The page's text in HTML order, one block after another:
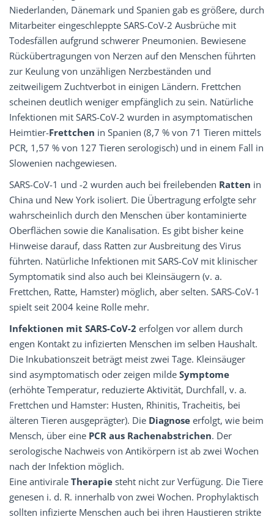
Niederlanden, Dänemark und Spanien gab es größere, durch
Mitarbeiter eingeschleppte SARS-CoV-2 Ausbrüche mit
Todesfällen aufgrund schwerer Pneumonien. Bewiesene
Rückübertragungen von Nerzen auf den Menschen führten
zur Keulung von unzähligen Nerzbeständen und
zeitweiligem Zuchtverbot in einigen Ländern. Frettchen
scheinen deutlich weniger empfänglich zu sein. Natürliche
Infektionen mit SARS-CoV-2 wurden in asymptomatischen
Heimtier-Frettchen in Spanien (8,7 % von 71 Tieren mittels
PCR, 1,57 % von 127 Tieren serologisch) und in einem Fall in
Slowenien nachgewiesen.
SARS-CoV-1 und -2 wurden auch bei freilebenden Ratten in
China und New York isoliert. Die Übertragung erfolgte sehr
wahrscheinlich durch den Menschen über kontaminierte
Oberflächen sowie die Kanalisation. Es gibt bisher keine
Hinweise darauf, dass Ratten zur Ausbreitung des Virus
führten. Natürliche Infektionen mit SARS-CoV mit klinischer
Symptomatik sind also auch bei Kleinsäugern (v. a.
Frettchen, Ratte, Hamster) möglich, aber selten. SARS-CoV-1
spielt seit 2004 keine Rolle mehr.
Infektionen mit SARS-CoV-2 erfolgen vor allem durch
engen Kontakt zu infizierten Menschen im selben Haushalt.
Die Inkubationszeit beträgt meist zwei Tage. Kleinsäuger
sind asymptomatisch oder zeigen milde Symptome
(erhöhte Temperatur, reduzierte Aktivität, Durchfall, v. a.
Frettchen und Hamster: Husten, Rhinitis, Tracheitis, bei
älteren Tieren ausgeprägter). Die Diagnose erfolgt, wie beim
Mensch, über eine PCR aus Rachenabstrichen. Der
serologische Nachweis von Antikörpern ist ab zwei Wochen
nach der Infektion möglich.
Eine antivirale Therapie steht nicht zur Verfügung. Die Tiere
genesen i. d. R. innerhalb von zwei Wochen. Prophylaktisch
sollten infizierte Menschen auch bei ihren Haustieren strikte